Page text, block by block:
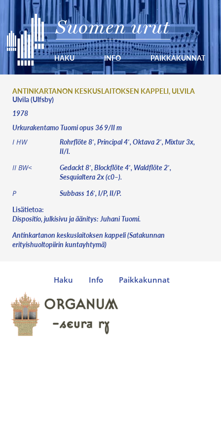
Suomen urut
HAKU INFO PAIKKAKUNNAT
ANTINKARTANON KESKUSLAITOKSEN KAPPELI, ULVILA
Ulvila (Ulfsby)
1978
Urkurakentamo Tuomi opus 36 9/II m
I HW
Rohrflöte 8′, Principal 4′, Oktava 2′, Mixtur 3x,
II/I.
II BW<
Gedackt 8′, Blockflöte 4′, Waldflöte 2′,
Sesquialtera 2x (c0–).
P
Subbass 16′, I/P, II/P.
Lisätietoa:
Dispositio, julkisivu ja äänitys: Juhani Tuomi.
Antinkartanon keskuslaitoksen kappeli (Satakunnan
erityishuoltopiirin kuntayhtymä)
Haku Info Paikkakunnat